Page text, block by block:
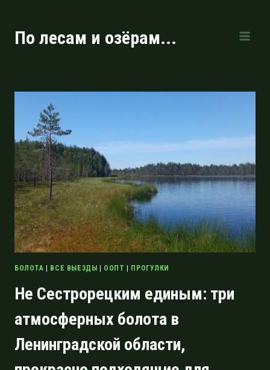
содержимому
По лесам и озёрам...
БОЛОТА | ВСЕ ВЫЕЗДЫ | ООПТ | ПРОГУЛКИ
Не Сестрорецким единым: три
атмосферных болота в
Ленинградской области,